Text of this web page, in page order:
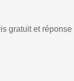
gratuit et réponse